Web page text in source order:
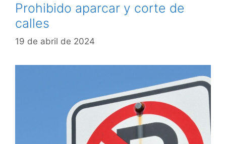
Prohibido aparcar y corte de
calles
19 de abril de 2024